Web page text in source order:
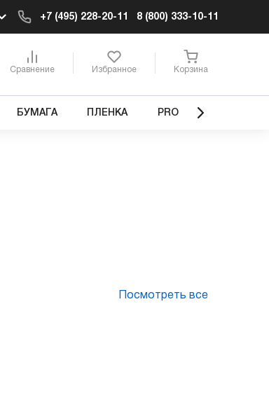
+7 (495) 228-20-11 8 (800) 333-10-11
Сравнение Избранное Корзина
БУМАГА ПЛЕНКА PRO
Посмотреть все